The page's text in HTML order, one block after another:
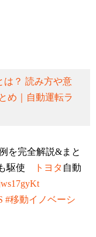
は？ 読み方や意
め｜自動運転ラ
を完全解説&まと
駆使
トヨタ 自動
#移動イノベーシ